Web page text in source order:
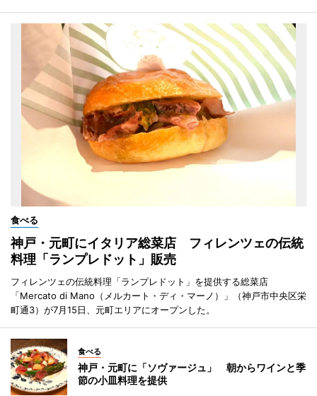
食べる
神戸・元町にイタリア総菜店 フィレンツェの伝統
料理「ランプレドット」販売
フィレンツェの伝統料理「ランプレドット」を提供する総菜店
「Mercato di Mano（メルカート・ディ・マーノ）」（神戸市中央区栄
町通3）が7月15日、元町エリアにオープンした。
食べる
神戸・元町に「ソヴァージュ」 朝からワインと季
節の小皿料理を提供